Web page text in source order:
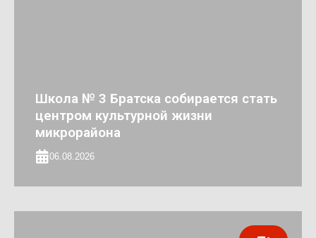
Школа № 3 Братска собирается стать
центром культурной жизни
микрорайона
06.08.2026